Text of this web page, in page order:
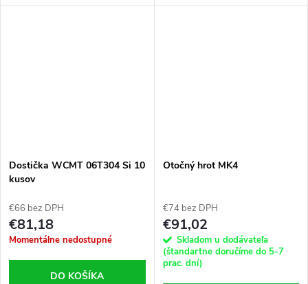
Dostička WCMT 06T304 Si 10
kusov
€66 bez DPH
€81,18
Momentálne nedostupné
DO KOŠÍKA
Otočný hrot MK4
€74 bez DPH
€91,02
Skladom u dodávateľa
(štandartne doručíme do 5-7
prac. dní)